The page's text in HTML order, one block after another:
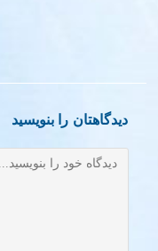
دیدگاهتان را بنویسید